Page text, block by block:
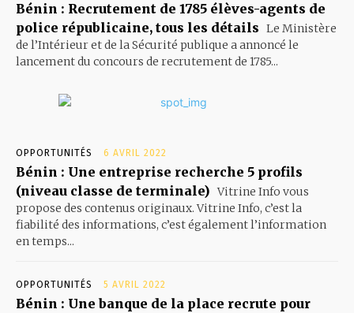
Bénin : Recrutement de 1785 élèves-agents de
police républicaine, tous les détails Le Ministère
de l’Intérieur et de la Sécurité publique a annoncé le
lancement du concours de recrutement de 1785...
OPPORTUNITÉS 6 AVRIL 2022
Bénin : Une entreprise recherche 5 profils
(niveau classe de terminale) Vitrine Info vous
propose des contenus originaux. Vitrine Info, c’est la
fiabilité des informations, c’est également l’information
en temps...
OPPORTUNITÉS 5 AVRIL 2022
Bénin : Une banque de la place recrute pour